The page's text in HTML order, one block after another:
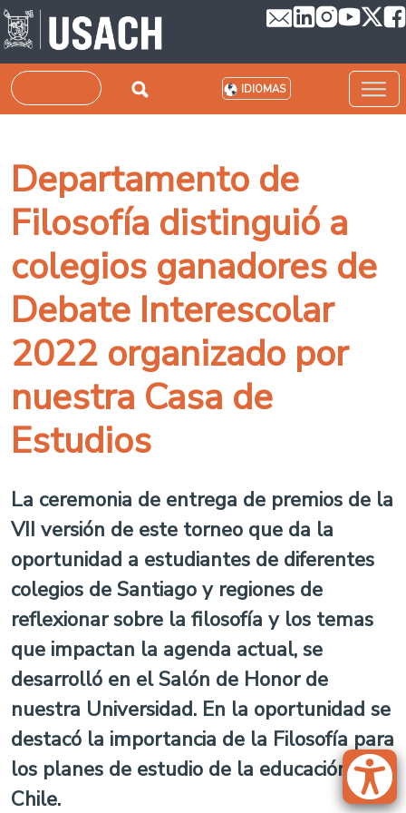
Pasar al contenido principal
Buscar IDIOMAS
Departamento de
Filosofía distinguió a
colegios ganadores de
Debate Interescolar
2022 organizado por
nuestra Casa de
Estudios
La ceremonia de entrega de premios de la
VII versión de este torneo que da la
oportunidad a estudiantes de diferentes
colegios de Santiago y regiones de
reflexionar sobre la filosofía y los temas
que impactan la agenda actual, se
desarrolló en el Salón de Honor de
nuestra Universidad. En la oportunidad se
destacó la importancia de la Filosofía para
los planes de estudio de la educación en
Chile.